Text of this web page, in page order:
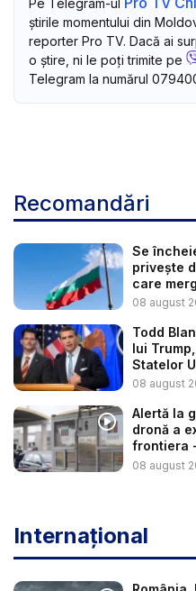
Pe Telegram-ul
știrile momentului din
reporter Pro TV. Dacă ai
o știre, ni le poți trimite pe
Telegram la numărul
Recomandări
Se
privește
care
08 august
Todd
lui
Statelor
08 august
Alertă la
dronă a
frontiera -
08 august
Internațional